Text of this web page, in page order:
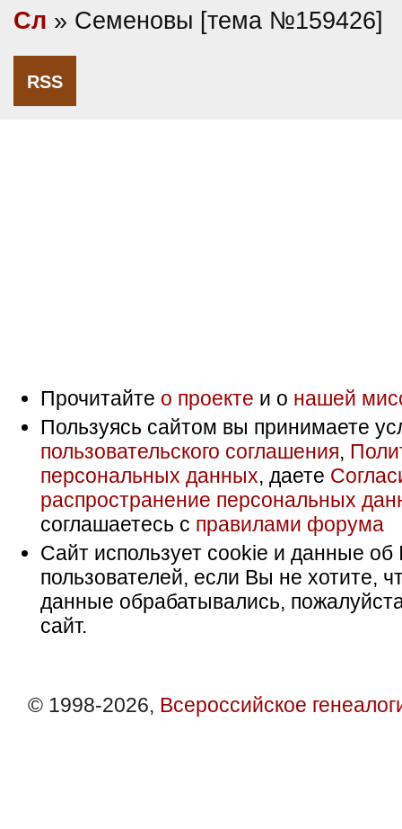
Сл » Семеновы [тема №159426]
RSS
Прочитайте о проекте и о нашей
Пользуясь сайтом вы принимаете
пользовательского соглашения,
персональных данных, даете
распространение персональных
соглашаетесь с правилами форума
Сайт использует cookie и данные об
пользователей, если Вы не хотите,
данные обрабатывались,
сайт.
© 1998-2026, Всероссийское